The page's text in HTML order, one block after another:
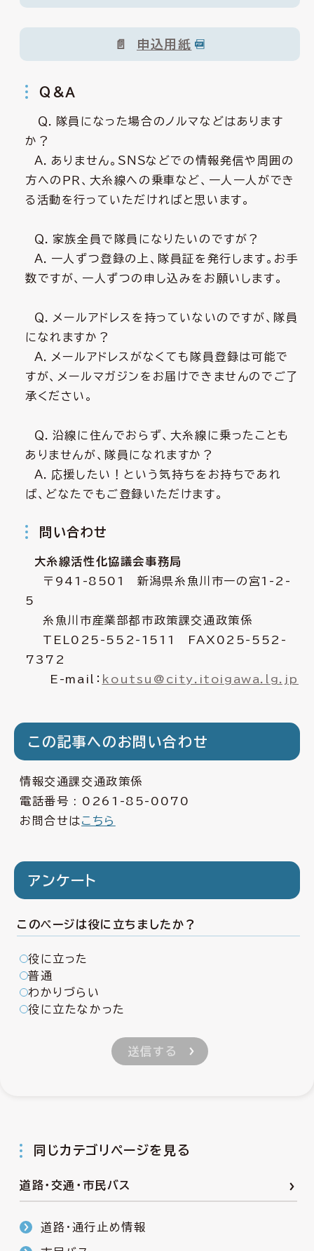
申込用紙
Ｑ＆Ａ
Ｑ．隊員になった場合のノルマなどはあります
か？
Ａ．ありません。ＳＮＳなどでの情報発信や周囲の
方へのＰＲ、大糸線への乗車など、一人一人ができ
る活動を行っていただければと思います。
Ｑ．家族全員で隊員になりたいのですが？
Ａ．一人ずつ登録の上、隊員証を発行します。お手
数ですが、一人ずつの申し込みをお願いします。
Ｑ．メールアドレスを持っていないのですが、隊員
になれますか？
Ａ．メールアドレスがなくても隊員登録は可能で
すが、メールマガジンをお届けできませんのでご了
承ください。
Ｑ．沿線に住んでおらず、大糸線に乗ったことも
ありませんが、隊員になれますか？
Ａ．応援したい！という気持ちをお持ちであれ
ば、どなたでもご登録いただけます。
問い合わせ
大糸線活性化協議会事務局
〒941-8501 新潟県糸魚川市一の宮1-2-
5
糸魚川市産業部都市政策課交通政策係
TEL025-552-1511 FAX025-552-
7372
E-mail： koutsu@city.itoigawa.lg.jp
この記事へのお問い合わせ
情報交通課交通政策係
電話番号 : 0261-85-0070
お問合せはこちら
アンケート
このページは役に立ちましたか？
役に立った
普通
わかりづらい
役に立たなかった
同じカテゴリページを見る
道路・交通・市民バス
道路・通行止め情報